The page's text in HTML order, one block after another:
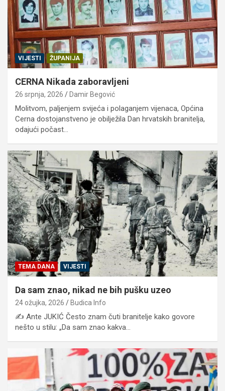
VIJESTI ŽUPANIJA
CERNA Nikada zaboravljeni
26 srpnja, 2026 Damir Begović
Molitvom, paljenjem svijeća i polaganjem vijenaca, Općina
Cerna dostojanstveno je obilježila Dan hrvatskih branitelja,
odajući počast…
TEMA DANA VIJESTI
Da sam znao, nikad ne bih pušku uzeo
24 ožujka, 2026 Budica Info
✍️ Ante JUKIĆ Često znam čuti branitelje kako govore
nešto u stilu: „Da sam znao kakva…